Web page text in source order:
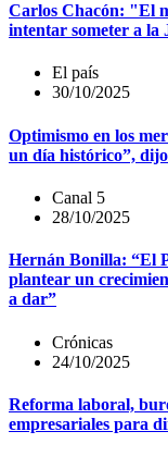
Carlos Chacón: "El
intentar someter a la
El país
30/10/2025
Optimismo en los
un día histórico”,
Canal 5
28/10/2025
Hernán Bonilla: “El
plantear un
a dar”
Crónicas
24/10/2025
Reforma laboral,
empresariales para